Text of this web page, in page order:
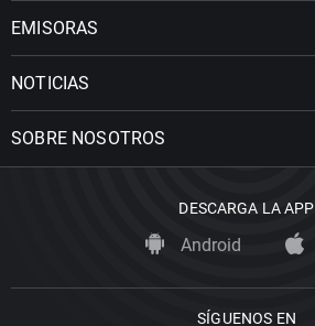
EMISORAS
NOTICIAS
SOBRE NOSOTROS
DESCARGA LA APP
Android
SÍGUENOS EN